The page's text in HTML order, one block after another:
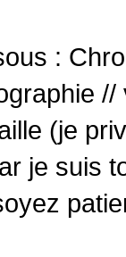
:
//
(je
je suis